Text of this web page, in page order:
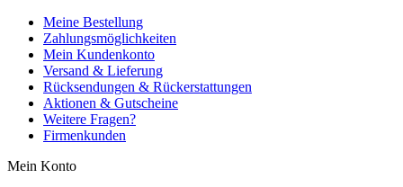
Meine Bestellung
Zahlungsmöglichkeiten
Mein Kundenkonto
Versand & Lieferung
Rücksendungen & Rückerstattungen
Aktionen & Gutscheine
Weitere Fragen?
Firmenkunden
Mein Konto